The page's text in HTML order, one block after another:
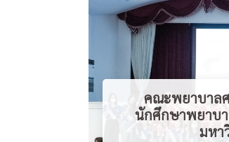
คณะพยาบาลศ
นักศึกษาพยาบ
มหา